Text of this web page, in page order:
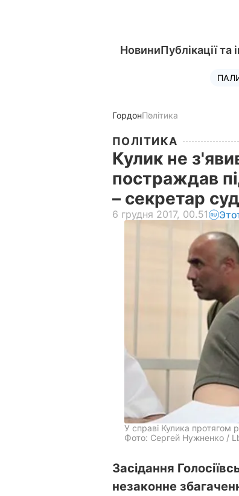
НовиниПублікації та
ГордонПолітика
ПОЛІТИКА
Кулик не
постраждав
– секретар
6 грудня 2017, 00.51
У справі Кулика протягом
Фото: Сергей Нужненко /
Засідання
незаконне